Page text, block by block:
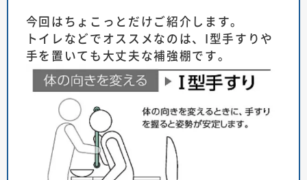
今回はちょこっとだけご紹介します。
トイレなどでオススメなのは、I型手すりや
手を置いても大丈夫な補強棚です。